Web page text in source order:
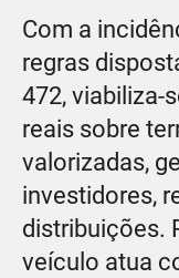
Com a
regras
472, viabiliza-
reais sobre
valorizadas,
investidores,
distribuições.
veículo atua